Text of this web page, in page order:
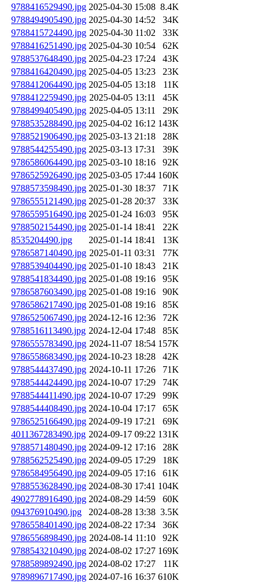
9788416529490.jpg 2025-04-30 15:08 8.4K
9788494905490.jpg 2025-04-30 14:52
34K
9788415724490.jpg 2025-04-30 11:02
33K
9788416251490.jpg 2025-04-30 10:54
62K
9788537648490.jpg 2025-04-23 17:24
43K
9788416420490.jpg 2025-04-05 13:23
23K
9788412064490.jpg 2025-04-05 13:18
11K
9788412259490.jpg 2025-04-05 13:11
45K
9788499405490.jpg 2025-04-05 13:11
29K
9788535288490.jpg 2025-04-02 16:12 143K
9788521906490.jpg 2025-03-13 21:18
28K
9788544255490.jpg 2025-03-13 17:31
39K
9786586064490.jpg 2025-03-10 18:16
92K
9786525926490.jpg 2025-03-05 17:44 160K
9788573598490.jpg 2025-01-30 18:37
71K
9786555121490.jpg 2025-01-28 20:37
33K
9786559516490.jpg 2025-01-24 16:03
95K
9788502154490.jpg 2025-01-14 18:41
22K
8535204490.jpg
2025-01-14 18:41
13K
9786587140490.jpg 2025-01-11 03:31
77K
9788539404490.jpg 2025-01-10 18:43
21K
9788541834490.jpg 2025-01-08 19:16
95K
9786587603490.jpg 2025-01-08 19:16
90K
9786586217490.jpg 2025-01-08 19:16
85K
9786525067490.jpg 2024-12-16 12:36
72K
9788516113490.jpg 2024-12-04 17:48
85K
9786555783490.jpg 2024-11-07 18:54 157K
9786558683490.jpg 2024-10-23 18:28
42K
9788544437490.jpg 2024-10-11 17:26
71K
9788544424490.jpg 2024-10-07 17:29
74K
9788544411490.jpg 2024-10-07 17:29
99K
9788544408490.jpg 2024-10-04 17:17
65K
9786525166490.jpg 2024-09-19 17:21
69K
4011367283490.jpg 2024-09-17 09:22 131K
9788571480490.jpg 2024-09-12 17:16
28K
9788562525490.jpg 2024-09-05 17:29
18K
9786584956490.jpg 2024-09-05 17:16
61K
9788553628490.jpg 2024-08-30 17:41 104K
4902778916490.jpg 2024-08-29 14:59
60K
094376910490.jpg
2024-08-28 13:38 3.5K
9786558401490.jpg 2024-08-22 17:34
36K
9786556898490.jpg 2024-08-14 11:10
92K
9788543210490.jpg 2024-08-02 17:27 169K
9788589892490.jpg 2024-08-02 17:27
11K
9789896717490.jpg 2024-07-16 16:37 610K